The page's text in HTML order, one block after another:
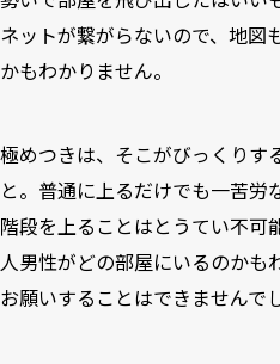
ネットが繋がらないので、地図
かもわかりません。
極めつきは、そこがびっくりす
と。普通に上るだけでも一苦労
階段を上ることはとうてい不可
人男性がどの部屋にいるのかも
お願いすることはできませんで